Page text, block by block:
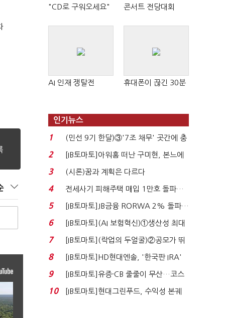
"CD로 구워오세요" 콘서트 전당대회
AI 인재 쟁탈전 휴대폰이 끊긴 30분
인기뉴스
1
(민선 9기 한달)③'7조 채무' 곳간에 충
격…추미애, 20년...
2
[IB토마토]아워홈 떠난 구미현, 본느에
340억 베팅…가...
3 (시론)꿈과 계획은 다르다
4
전세사기 피해주택 매입 1만호 돌파…
누적 피해자 4만2...
5
[IB토마토]JB금융 RORWA 2% 돌파…
실적 견인은 은행 ...
6
[IB토마토](AI 보험혁신)①생산성 최대
80% 개선…현실...
7
[IB토마토](락업의 두얼굴)②공모가 뛰
자 첫날 매도…FI ...
8
[IB토마토]HD현대엔솔, '한국판 IRA'
수혜 부상…세액공...
9
[IB토마토]유증·CB 줄줄이 무산…코스
닥 벌점 급증에 ...
10
[IB토마토]현대그린푸드, 수익성 본궤